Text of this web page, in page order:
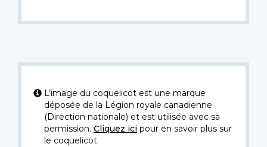
L’image du coquelicot est une marque
déposée de la Légion royale canadienne
(Direction nationale) et est utilisée avec sa
permission. Cliquez icipour en savoir plus sur
le coquelicot.